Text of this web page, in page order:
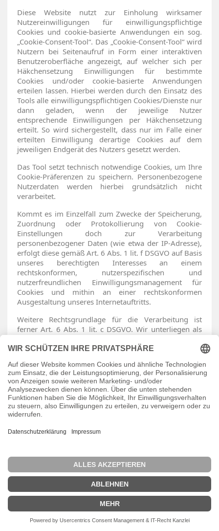
Diese Website nutzt zur Einholung wirksamer
Nutzereinwilligungen für einwilligungspflichtige
Cookies und cookie-basierte Anwendungen ein sog.
„Cookie-Consent-Tool“. Das „Cookie-Consent-Tool“ wird
Nutzern bei Seitenaufruf in Form einer interaktiven
Benutzeroberfläche angezeigt, auf welcher sich per
Häkchensetzung Einwilligungen für bestimmte
Cookies und/oder cookie-basierte Anwendungen
erteilen lassen. Hierbei werden durch den Einsatz des
Tools alle einwilligungspflichtigen Cookies/Dienste nur
dann geladen, wenn der jeweilige Nutzer
entsprechende Einwilligungen per Häkchensetzung
erteilt. So wird sichergestellt, dass nur im Falle einer
erteilten Einwilligung derartige Cookies auf dem
jeweiligen Endgerät des Nutzers gesetzt werden.
Das Tool setzt technisch notwendige Cookies, um Ihre
Cookie-Präferenzen zu speichern. Personenbezogene
Nutzerdaten werden hierbei grundsätzlich nicht
verarbeitet.
Kommt es im Einzelfall zum Zwecke der Speicherung,
Zuordnung oder Protokollierung von Cookie-
Einstellungen doch zur Verarbeitung
personenbezogener Daten (wie etwa der IP-Adresse),
erfolgt diese gemäß Art. 6 Abs. 1 lit. f DSGVO auf Basis
unseres berechtigten Interesses an einem
rechtskonformen, nutzerspezifischen und
nutzerfreundlichen Einwilligungsmanagement für
Cookies und mithin an einer rechtskonformen
Ausgestaltung unseres Internetauftritts.
Weitere Rechtsgrundlage für die Verarbeitung ist
ferner Art. 6 Abs. 1 lit. c DSGVO. Wir unterliegen als
Einsatz technisch nicht notwendiger Cookies von der
Soweit erforderlich, haben wir mit dem Anbieter einen
Auftragsverarbeitungsvertrag geschlossen, der den
Schutz der Daten unserer Seitenbesucher sicherstellt
und eine unberechtigte Weitergabe an Dritte
untersagt.
Weitere Informationen zum Betreiber und den
Benutzeroberfläche auf unserer Website.
12) Rechte des Betroffenen
12.1Das geltende Datenschutzrecht gewährt Ihnen
gegenüber dem Verantwortlichen hinsichtlich der
Verarbeitung Ihrer personenbezogenen Daten die
nachstehenden Betroffenenrechte (Auskunfts- und